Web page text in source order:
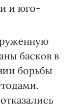
и юго-
басков в
борьбы